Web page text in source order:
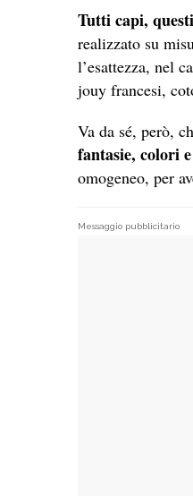
Tutti capi,
realizzato su
l’esattezza, nel
jouy francesi,
Va da sé, però,
fantasie, colori
omogeneo, per
Messaggio pubblicitario